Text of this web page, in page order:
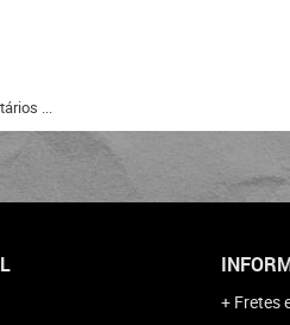
...
Fretes